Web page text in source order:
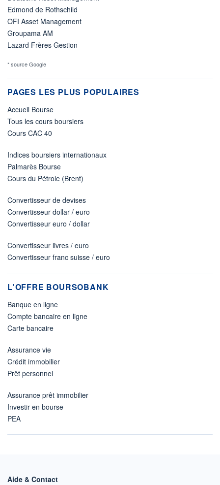
Edmond de Rothschild
OFI Asset Management
Groupama AM
Lazard Frères Gestion
* source Google
PAGES LES PLUS POPULAIRES
Accueil Bourse
Tous les cours boursiers
Cours CAC 40
Indices boursiers internationaux
Palmarès Bourse
Cours du Pétrole (Brent)
Convertisseur de devises
Convertisseur dollar / euro
Convertisseur euro / dollar
Convertisseur livres / euro
Convertisseur franc suisse / euro
L'OFFRE BOURSOBANK
Banque en ligne
Compte bancaire en ligne
Carte bancaire
Assurance vie
Crédit immobilier
Prêt personnel
Assurance prêt immobilier
Investir en bourse
PEA
Aide & Contact